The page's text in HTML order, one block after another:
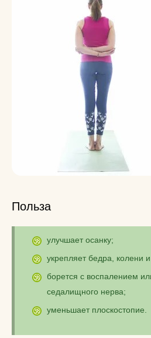
Польза
улучшает осанку;
укрепляет бедра, колени
борется с воспалением
седалищного нерва;
уменьшает плоскостопие.